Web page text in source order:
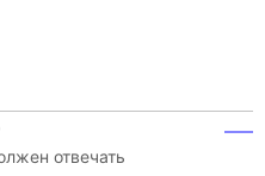
отвечать